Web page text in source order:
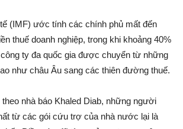
(IMF) ước tính các chính phủ mấ‌t đến
thu‌ế doanh nghiệp, trong khi khoả‌ng 40%
ty đa quốc gia được chuyển từ những
như châu Âu sang các thiên đường thu‌ế.
nhà báo Khaled Diab, những người
từ các gói cứ‌u trợ của nhà nước lại là